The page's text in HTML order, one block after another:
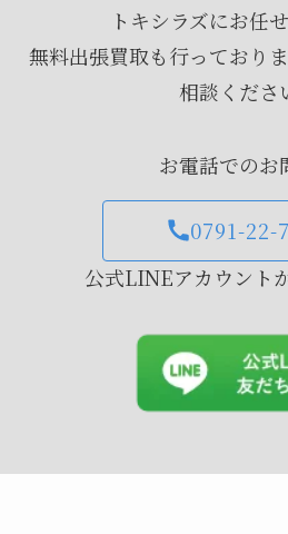
トキシラズにお任
無料出張買取も行っており
相談くださ
お電話でのお
0791-22-
公式LINEアカウント